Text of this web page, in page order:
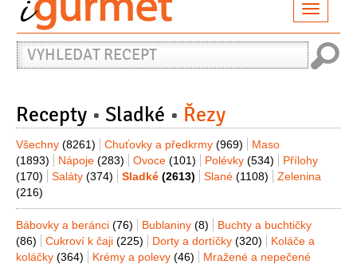
Vyhledat
recept
Recepty Sladké Řezy
Všechny (8261) Chuťovky a předkrmy (969)
Maso
(1893)
Nápoje (283) Ovoce (101) Polévky (534)
Přílohy
(170)
Saláty (374) Sladké (2613) Slané (1108)
Zelenina
(216)
Bábovky a beránci (76) Bublaniny (8)
Buchty a buchtičky
(86)
Cukroví k čaji (225) Dorty a dortíčky (320)
Koláče a
koláčky (364) Krémy a polevy (46)
Mražené a nepečené